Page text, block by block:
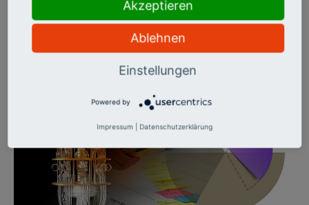
bereit, brauchen aber weniger Bürokratie, bessere
Infrastruktur und echte Netzwerke.
Akzeptieren
Ablehnen
Einstellungen
Powered by
Impressum Datenschutzerklärung